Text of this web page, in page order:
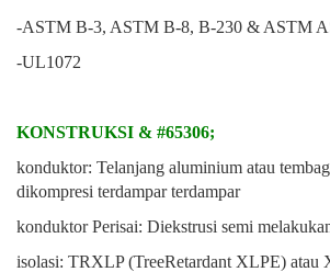
-ASTM B-3, ASTM B-8, B-230 & ASTM
-UL1072
KONSTRUKSI & #65306;
konduktor: Telanjang aluminium atau
dikompresi terdampar terdampar
konduktor Perisai: Diekstrusi semi
isolasi: TRXLP (TreeRetardant XLPE) atau